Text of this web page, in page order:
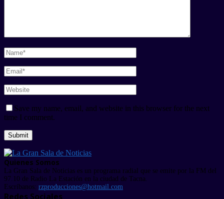
Save my name, email, and website in this browser for the next
time I comment.
Quienes Somos
La Gran Sala de Noticias es un programa radial que se emite por la FM del
97.10 de Radio La Estación en la ciudad de Tacna.
Escríbanos: rzproducciones@hotmail.com
Redes Sociales